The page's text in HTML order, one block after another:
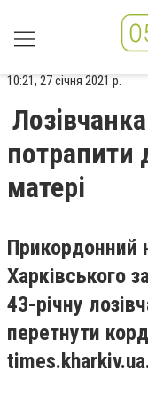
10:21, 27 січня 2021 р.
матері
Прикордонний
Харківського
43-річну
перетнути